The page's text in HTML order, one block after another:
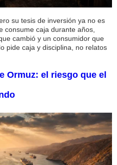
su tesis de inversión ya no es
consume caja durante años,
cambió y un consumidor que
pide caja y disciplina, no relatos
Ormuz: el riesgo que el